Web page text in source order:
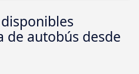
de autobús desde